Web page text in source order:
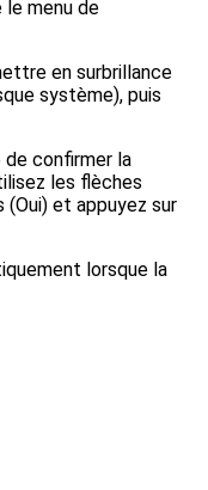
le menu de
en surbrillance
système), puis
de confirmer la
les flèches
et appuyez sur
lorsque la